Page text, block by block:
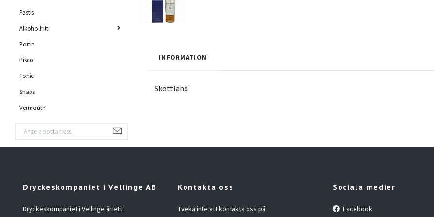
Pastis
Alkoholfritt
Poitin
Pisco
Tonic
Snaps
Vermouth
INFORMATION
Skottland
Dryckeskompaniet i Vellinge AB
Dryckeskompaniet i Vellinge är ett
Kontakta oss
Tveka inte att kontakta oss på
Sociala medier
Facebook